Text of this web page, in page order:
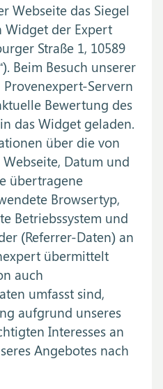
Webseite das Siegel
Widget der Expert
Straße 1, 10589
Beim Besuch unserer
Servern
Bewertung des
das Widget geladen.
über die von
Datum und
übertragene
Browsertyp,
Betriebssystem und
(Referrer-Daten) an
übermittelt
auch
umfasst sind,
aufgrund unseres
Interesses an
Angebotes nach